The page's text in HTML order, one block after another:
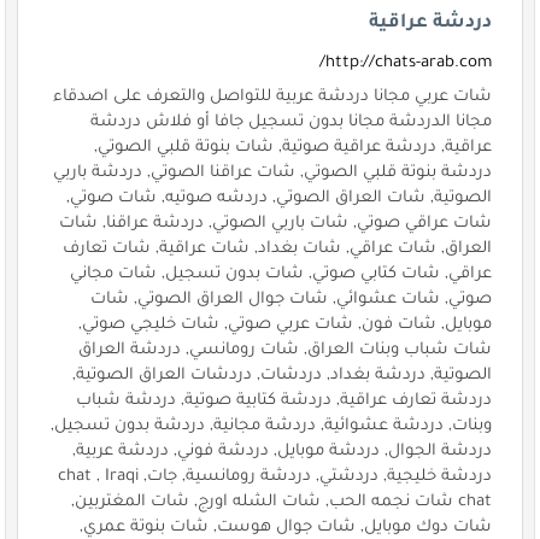
دردشة عراقية
http://chats-arab.com/
شات عربي مجانا دردشة عربية للتواصل والتعرف على اصدقاء
مجانا الدردشة مجانا بدون تسجيل جافا أو فلاش دردشة
عراقية, دردشة عراقية صوتية, شات بنوتة قلبي الصوتي,
دردشة بنوتة قلبي الصوتي, شات عراقنا الصوتي, دردشة باربي
الصوتية, شات العراق الصوتي, دردشه صوتيه, شات صوتي,
شات عراقي صوتي, شات باربي الصوتي, دردشة عراقنا, شات
العراق, شات عراقي, شات بغداد, شات عراقية, شات تعارف
عراقي, شات كتابي صوتي, شات بدون تسجيل, شات مجاني
صوتي, شات عشوائي, شات جوال العراق الصوتي, شات
موبايل, شات فون, شات عربي صوتي, شات خليجي صوتي,
شات شباب وبنات العراق, شات رومانسي, دردشة العراق
الصوتية, دردشة بغداد, دردشات, دردشات العراق الصوتية,
دردشة تعارف عراقية, دردشة كتابية صوتية, دردشة شباب
وبنات, دردشة عشوائية, دردشة مجانية, دردشة بدون تسجيل,
دردشة الجوال, دردشة موبايل, دردشة فوني, دردشة عربية,
دردشة خليجية, دردشتي, دردشة رومانسية, جات, chat , Iraqi
chat شات نجمه الحب, شات الشله اورج, شات المغتربين,
شات دوك موبايل, شات جوال هوست, شات بنوتة عمري,